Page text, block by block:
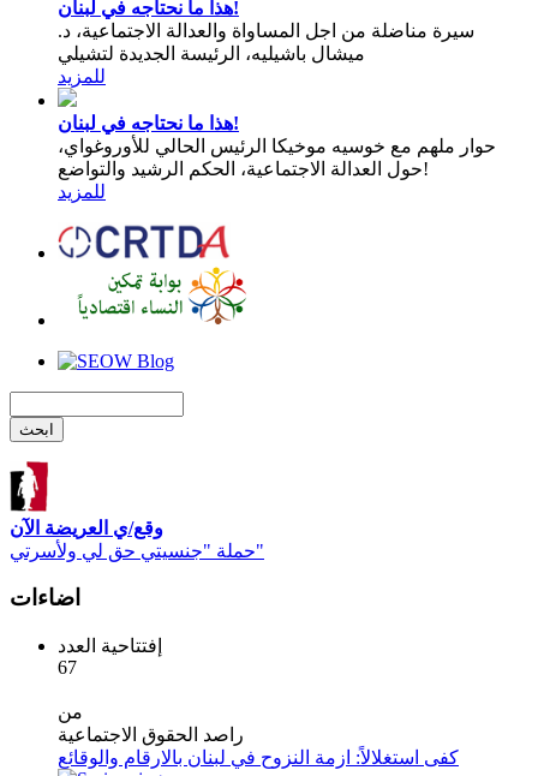
هذا ما نحتاجه في لبنان!
سيرة مناضلة من اجل المساواة والعدالة الاجتماعية، د.
ميشال باشيليه، الرئيسة الجديدة لتشيلي
للمزيد
هذا ما نحتاجه في لبنان!
حوار ملهم مع خوسيه موخيكا الرئيس الحالي للأوروغواي،
حول العدالة الاجتماعية، الحكم الرشيد والتواضع!
للمزيد
وقع/ي العريضة الآن
حملة "جنسيتي حق لي ولأسرتي"
اضاءات
إفتتاحية العدد
67
من
راصد الحقوق الاجتماعية
كفى استغلالاً: ازمة النزوح في لبنان بالارقام والوقائع